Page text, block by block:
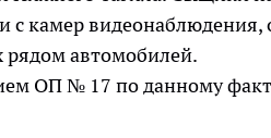
с камер
рядом автомобилей.
ОП № 17 по данному